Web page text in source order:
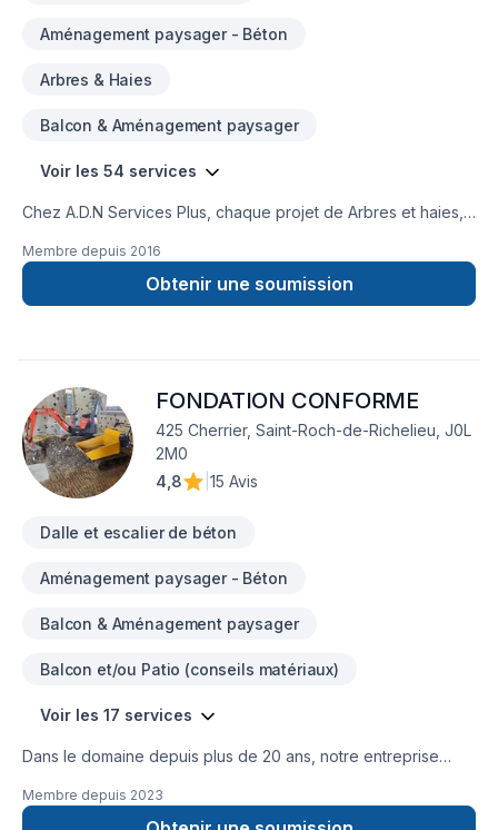
Aménagement paysager - Béton
Arbres & Haies
Balcon & Aménagement paysager
Voir les 54 services
Chez A.D.N Services Plus, chaque projet de Arbres et haies,
Démolition, Escalier et rampe, Foyer et poêle, Garage,
Gouttières, Gypse, Insonorisation, Isolation, Isolation entre-
toît, Isolation mur, Isolation sous-sol, Maçonnerie, Margelle,
plancher, Tirage de joint est l'occasion de démontrer notre
engagement envers la qualité et la satisfaction client à
Montérégie,Montréal. Nous croyons en l'importance d'une
approche personnalisée, adaptée à chaque client, pour
garantir des résultats au-delà de vos attentes. Confiez votre
Membre depuis 2016
Obtenir une soumission
FONDATION CONFORME
425 Cherrier, Saint-Roch-de-Richelieu, J0L
2M0
4,8
15 Avis
Dalle et escalier de béton
Aménagement paysager - Béton
Balcon & Aménagement paysager
Balcon et/ou Patio (conseils matériaux)
Voir les 17 services
Dans le domaine depuis plus de 20 ans, notre entreprise
soucis du travail remarquable, nos employés formés et bien
structurés nous complètes afin de vous offrir le meilleur
Membre depuis 2023